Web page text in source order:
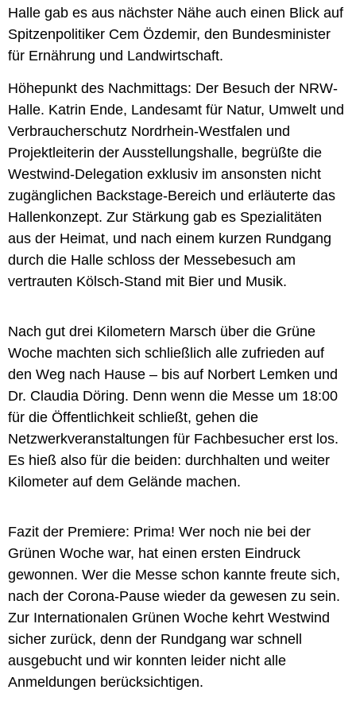
Halle gab es aus nächster Nähe auch einen Blick auf
Spitzenpolitiker Cem Özdemir, den Bundesminister
für Ernährung und Landwirtschaft.
Höhepunkt des Nachmittags: Der Besuch der NRW-
Halle. Katrin Ende, Landesamt für Natur, Umwelt und
Verbraucherschutz Nordrhein-Westfalen und
Projektleiterin der Ausstellungshalle, begrüßte die
Westwind-Delegation exklusiv im ansonsten nicht
zugänglichen Backstage-Bereich und erläuterte das
Hallenkonzept. Zur Stärkung gab es Spezialitäten
aus der Heimat, und nach einem kurzen Rundgang
durch die Halle schloss der Messebesuch am
vertrauten Kölsch-Stand mit Bier und Musik.
Nach gut drei Kilometern Marsch über die Grüne
Woche machten sich schließlich alle zufrieden auf
den Weg nach Hause – bis auf Norbert Lemken und
Dr. Claudia Döring. Denn wenn die Messe um 18:00
für die Öffentlichkeit schließt, gehen die
Netzwerkveranstaltungen für Fachbesucher erst los.
Es hieß also für die beiden: durchhalten und weiter
Kilometer auf dem Gelände machen.
Fazit der Premiere: Prima! Wer noch nie bei der
Grünen Woche war, hat einen ersten Eindruck
gewonnen. Wer die Messe schon kannte freute sich,
nach der Corona-Pause wieder da gewesen zu sein.
Zur Internationalen Grünen Woche kehrt Westwind
sicher zurück, denn der Rundgang war schnell
ausgebucht und wir konnten leider nicht alle
Anmeldungen berücksichtigen.